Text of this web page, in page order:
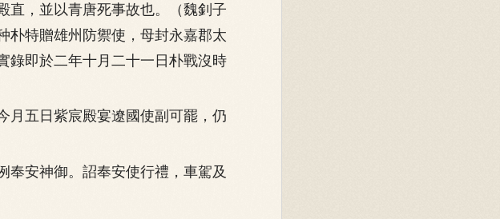
直，並以青唐死事故也。（魏釗子
朴特贈雄州防禦使，母封永嘉郡太
錄即於二年十月二十一日朴戰沒時
五日紫宸殿宴遼國使副可罷，仍
安神御。詔奉安使行禮，車駕及